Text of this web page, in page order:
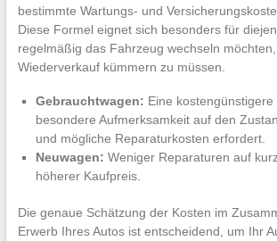
bestimmte Wartungs- und
Diese Formel eignet sich besonders für
regelmäßig das Fahrzeug wechseln
Wiederverkauf kümmern zu müssen.
Gebrauchtwagen: Eine
besondere Aufmerksamkeit auf den
und mögliche Reparaturkosten erfordert.
Neuwagen: Weniger Reparaturen auf
höherer Kaufpreis.
Die genaue Schätzung der Kosten im
Erwerb Ihres Autos ist entscheidend, um Ihr